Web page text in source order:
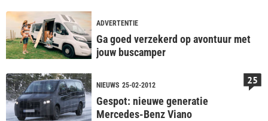
ADVERTENTIE
Ga goed verzekerd op avontuur met
jouw buscamper
NIEUWS 25-02-2012
Gespot: nieuwe generatie
Mercedes-Benz Viano
25